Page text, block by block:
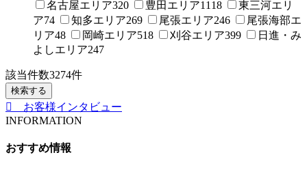
名古屋エリア320 豊田エリア1118
東三河エリ
ア74 知多エリア269 尾張エリア246
尾張海部エ
リア48 岡崎エリア518 刈谷エリア399
日進・み
よしエリア247
該当件数3274件
検索する
お客様インタビュー
INFORMATION
おすすめ情報